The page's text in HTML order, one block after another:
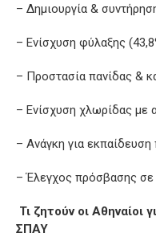
– Δημιουργία &
– Ενίσχυση φύλαξης
– Προστασία πανίδας &
– Ενίσχυση χλωρίδας με
– Ανάγκη για εκπαίδευση
– Έλεγχος πρόσβασης σε
Τι ζητούν οι Αθηναίοι
ΣΠΑΥ